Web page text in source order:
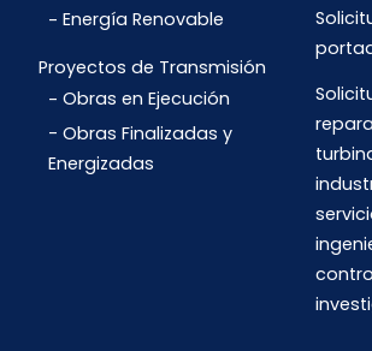
Energía Renovable
Proyectos de Transmisión
Obras en Ejecución
Obras Finalizadas y
Energizadas